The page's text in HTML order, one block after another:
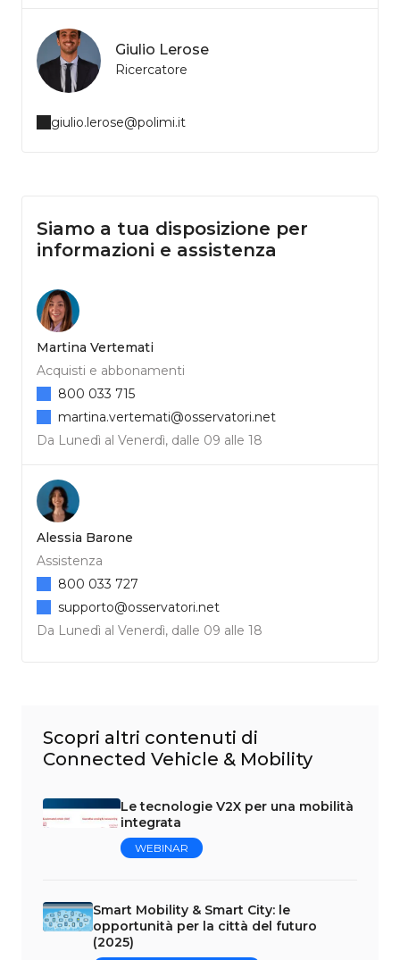
Giulio Lerose
Ricercatore
giulio.lerose@polimi.it
Siamo a tua disposizione per
informazioni e assistenza
Martina Vertemati
Acquisti e abbonamenti
Da Lunedì al Venerdì, dalle 09 alle 18
800 033 715
martina.vertemati@osservatori.net
Alessia Barone
Assistenza
Da Lunedì al Venerdì, dalle 09 alle 18
800 033 727
supporto@osservatori.net
Scopri altri contenuti di
Connected Vehicle & Mobility
Le tecnologie V2X per una mobilità
integrata
WEBINAR
Smart Mobility & Smart City: le
opportunità per la città del futuro
(2025)